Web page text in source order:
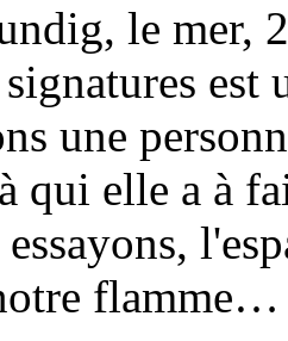
le mer,
est
une
qui elle a à
flamme…